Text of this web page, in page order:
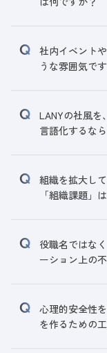
社内イベント
うな雰囲気で
LANYの社風を
言語化するな
組織を拡大し
「組織課題」
役職名ではな
ーション上の
心理的安全性
を作るための